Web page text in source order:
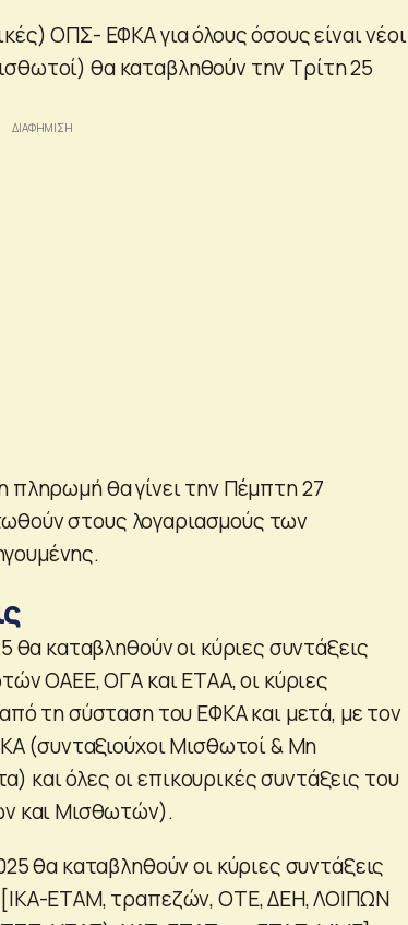
ΟΠΣ- ΕΦΚΑ για όλους όσους είναι νέοι
θα καταβληθούν την Τρίτη 25
πληρωμή θα γίνει την Πέμπτη 27
στους λογαριασμούς των
θα καταβληθούν οι κύριες συντάξεις
ΟΑΕΕ, ΟΓΑ και ΕΤΑΑ, οι κύριες
τη σύσταση του ΕΦΚΑ και μετά, με τον
(συνταξιούχοι Μισθωτοί & Μη
και όλες οι επικουρικές συντάξεις του
και Μισθωτών).
θα καταβληθούν οι κύριες συντάξεις
ΕΤΑΜ, τραπεζών, ΟΤΕ, ΔΕΗ, ΛΟΙΠΩΝ